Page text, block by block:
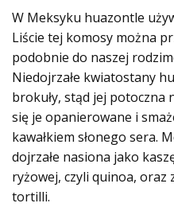
W Meksyku huazontle
Liście tej komosy można
podobnie do naszej
Niedojrzałe kwiatostany
brokuły, stąd jej potoczna
się je opanierowane i
kawałkiem słonego sera.
dojrzałe nasiona jako
ryżowej, czyli quinoa, oraz
tortilli.